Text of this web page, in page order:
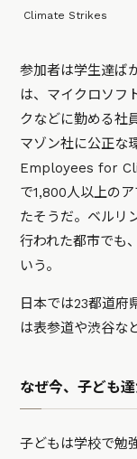
Climate Strikes
参加者は学生達ば
は、マイクロソフ
クなどに勤める社
マゾン社に公正な
Employees for
で1,800人以上の
たそうだ。ベルリ
行われた都市でも
いう。
日本では23都道
は表参道や渋谷な
なぜ今、子ども
子どもは学校で勉